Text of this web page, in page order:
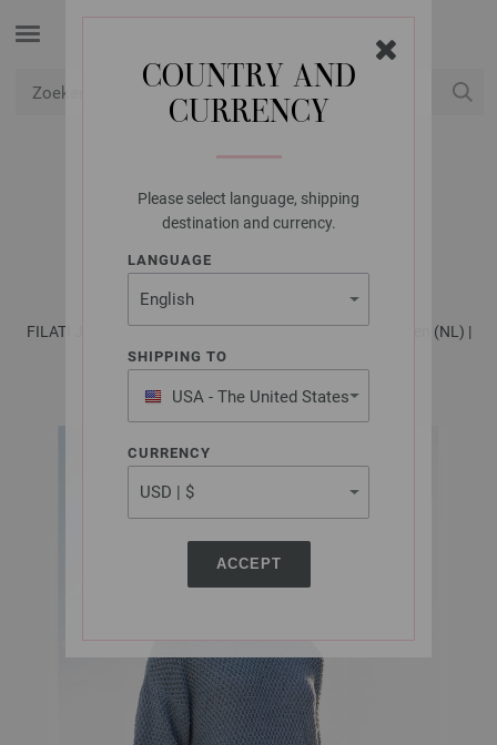
COUNTRY AND
CURRENCY
Please select language, shipping
destination and currency.
LANGUAGE
SHIPPING TO
USA - The United States
of America
CURRENCY
ACCEPT
LANA GROSSA
TRUI GIOIA
FILATI Journal No. 71 - Tijdschrift (DE) + Breibeschrijvingen (NL) |
Patroon 44